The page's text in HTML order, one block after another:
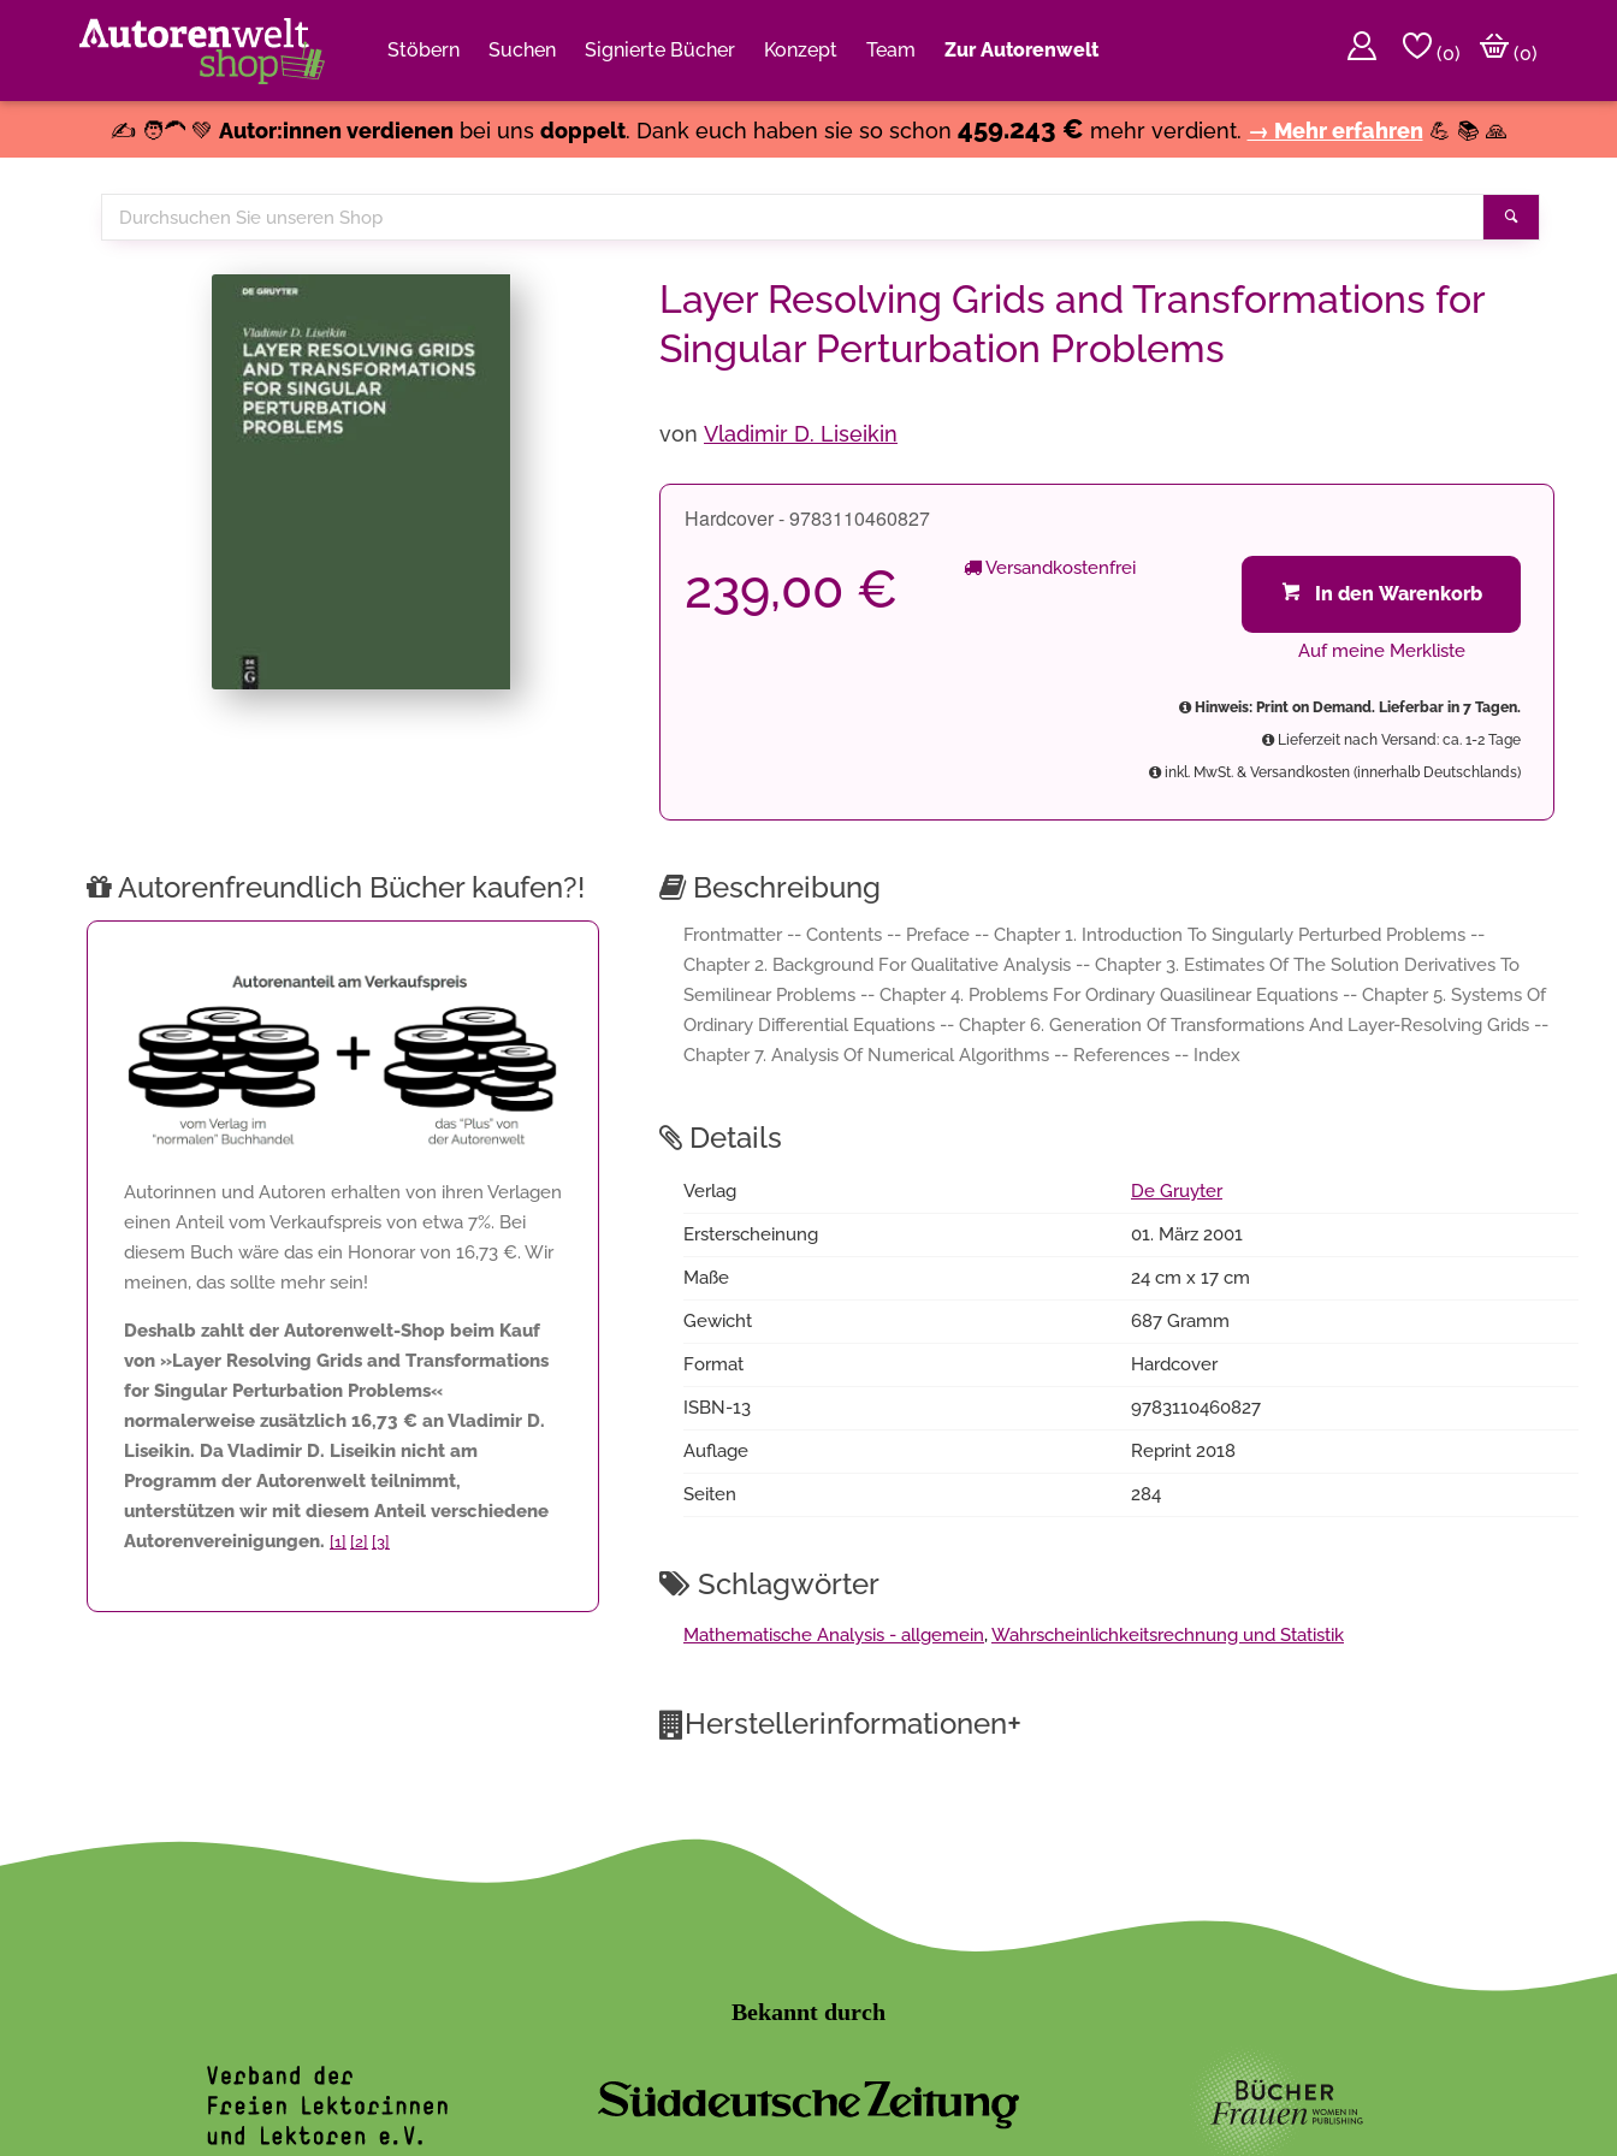
Stöbern Suchen Signierte Bücher Konzept Team Zur Autorenwelt (0)
(0)
✍️ 🧑‍🦱 💚 Autor:innen verdienenbei uns doppelt. Dank euch haben sie so schon 459.243 € mehr verdient. → Mehr erfahren 💪 📚 🙏
Durchsuchen
Sie
Layer Resolving Grids and Transformations for
Singular Perturbation Problems
von Vladimir D. Liseikin
Hardcover - 9783110460827
239,00 € Versandkostenfrei
In den Warenkorb
Auf meine Merkliste
Hinweis: Print on Demand. Lieferbar in 7 Tagen.
Lieferzeit nach Versand: ca. 1-2 Tage
inkl. MwSt. & Versandkosten (innerhalb Deutschlands)
Autorenfreundlich Bücher kaufen?!
Autorinnen und Autoren erhalten von ihren Verlagen
einen Anteil vom Verkaufspreis von etwa 7%. Bei
diesem Buch wäre das ein Honorar von 16,73 €. Wir
meinen, das sollte mehr sein!
Deshalb zahlt der Autorenwelt-Shop beim Kauf
von »Layer Resolving Grids and Transformations
for Singular Perturbation Problems«
normalerweise zusätzlich 16,73 € an Vladimir D.
Liseikin. Da Vladimir D. Liseikin nicht am
Programm der Autorenwelt teilnimmt,
unterstützen wir mit diesem Anteil verschiedene
Autorenvereinigungen. [1] [2] [3]
Beschreibung
Frontmatter -- Contents -- Preface -- Chapter 1. Introduction To Singularly Perturbed Problems --
Chapter 2. Background For Qualitative Analysis -- Chapter 3. Estimates Of The Solution Derivatives To
Semilinear Problems -- Chapter 4. Problems For Ordinary Quasilinear Equations -- Chapter 5. Systems Of
Ordinary Differential Equations -- Chapter 6. Generation Of Transformations And Layer-Resolving Grids --
Chapter 7. Analysis Of Numerical Algorithms -- References -- Index
Details
Verlag
De Gruyter
Ersterscheinung
01. März 2001
Maße
24 cm x 17 cm
Gewicht
687 Gramm
Format
Hardcover
ISBN-13
9783110460827
Auflage
Reprint 2018
Seiten
284
Schlagwörter
Mathematische Analysis - allgemein,Wahrscheinlichkeitsrechnung und Statistik
Herstellerinformationen+
Bekannt durch